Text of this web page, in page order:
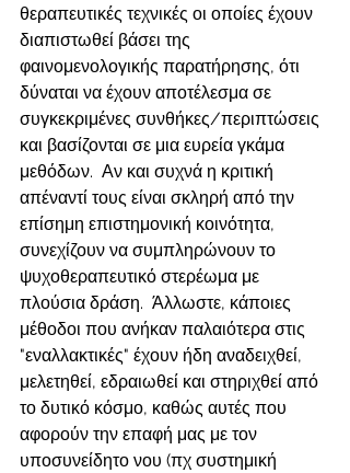
θεραπευτικές τεχνικές οι οποίες έχουν
διαπιστωθεί βάσει της
φαινομενολογικής παρατήρησης, ότι
δύναται να έχουν αποτέλεσμα σε
συγκεκριμένες συνθήκες/περιπτώσεις
και βασίζονται σε μια ευρεία γκάμα
μεθόδων.  Αν και συχνά η κριτική
απέναντί τους είναι σκληρή από την
επίσημη επιστημονική κοινότητα,
συνεχίζουν να συμπληρώνουν το
ψυχοθεραπευτικό στερέωμα με
πλούσια δράση.  Άλλωστε, κάποιες
μέθοδοι που ανήκαν παλαιότερα στις
"εναλλακτικές" έχουν ήδη αναδειχθεί,
μελετηθεί, εδραιωθεί και στηριχθεί από
το δυτικό κόσμο, καθώς αυτές που
αφορούν την επαφή μας με τον
υποσυνείδητο νου (πχ συστημική